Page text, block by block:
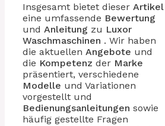
Insgesamt bietet dieser Artikel
eine umfassende Bewertung
und Anleitung zu Luxor
Waschmaschinen . Wir haben
die aktuellen Angebote und
die Kompetenz der Marke
präsentiert, verschiedene
Modelle und Variationen
vorgestellt und
Bedienungsanleitungen sowie
häufig gestellte Fragen